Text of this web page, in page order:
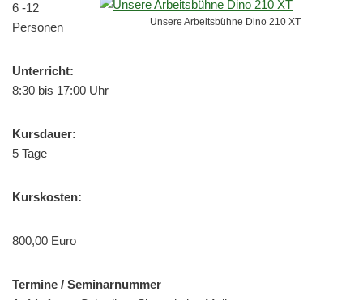
Unsere Arbeitsbühne Dino 210 XT
6 -12
Personen
Unterricht:
8:30 bis 17:00 Uhr
Kursdauer:
5 Tage
Kurskosten:
800,00 Euro
Termine / Seminarnummer